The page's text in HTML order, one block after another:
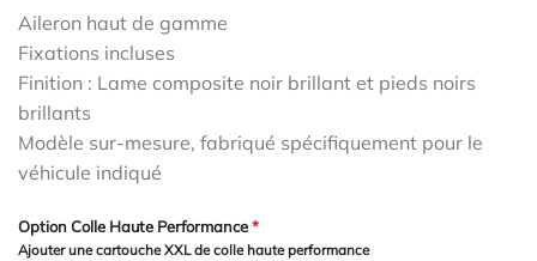
initial
était :
1598,00€.1550,06€.
Aileron haut de gamme
Fixations incluses
Finition : Lame composite noir brillant et pieds noirs
brillants
Modèle sur-mesure, fabriqué spécifiquement pour le
véhicule indiqué
Option Colle Haute Performance*
Ajouter une cartouche XXL de colle haute performance